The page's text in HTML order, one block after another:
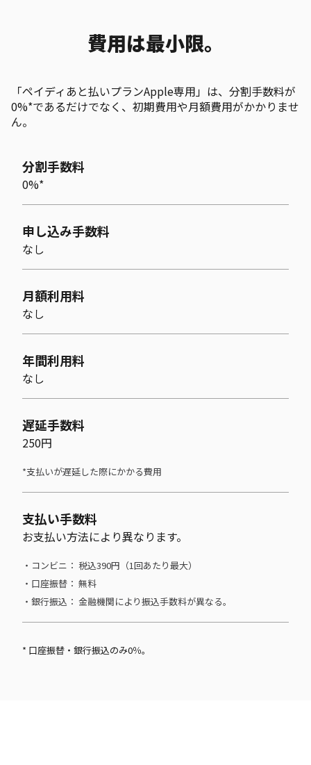
費用は最小限。
「ペイディあと払いプランApple専用」は、分割手数料が
0%*であるだけでなく、初期費用や月額費用がかかりませ
ん。
分割手数料
0%*
申し込み手数料
なし
月額利用料
なし
年間利用料
なし
遅延手数料
250円
*支払いが遅延した際にかかる費用
支払い手数料
お支払い方法により異なります。
・コンビニ： 税込390円（1回あたり最大）
・口座振替： 無料
・銀行振込： 金融機関により振込手数料が異なる。
* 口座振替・銀行振込のみ0％。